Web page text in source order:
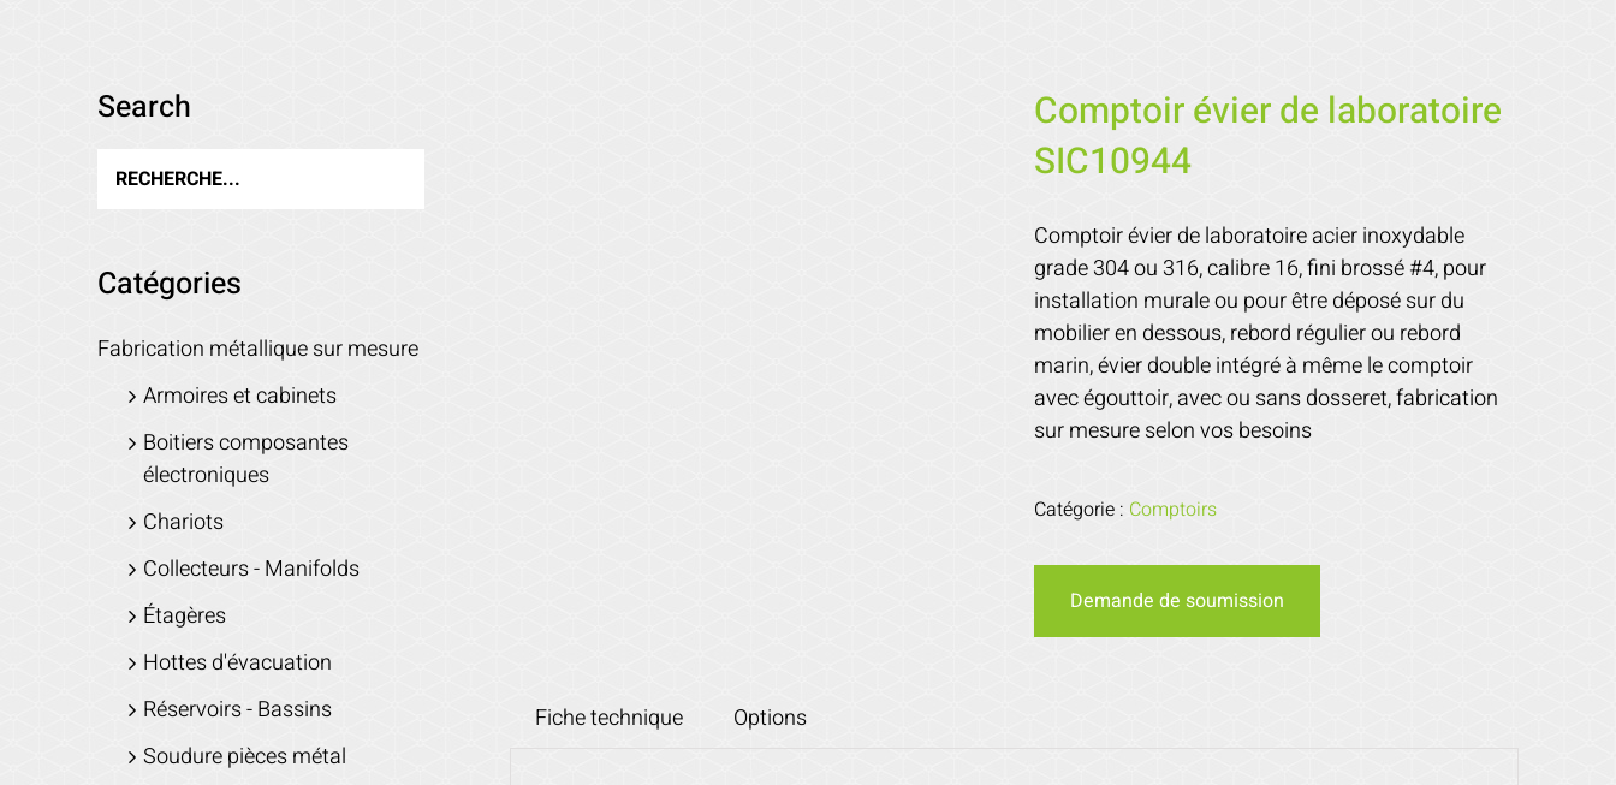
Comptoir évier de laboratoire
SIC10944
Comptoir évier de laboratoire acier inoxydable
grade 304 ou 316, calibre 16, fini brossé #4, pour
installation murale ou pour être déposé sur du
mobilier en dessous, rebord régulier ou rebord
marin, évier double intégré à même le comptoir
avec égouttoir, avec ou sans dosseret, fabrication
sur mesure selon vos besoins
Catégorie : Comptoirs
Demande de soumission
Fiche technique Options
Search
Catégories
Fabrication métallique sur mesure
Armoires et cabinets
Boitiers composantes
électroniques
Chariots
Collecteurs - Manifolds
Étagères
Hottes d'évacuation
Réservoirs - Bassins
Soudure pièces métal